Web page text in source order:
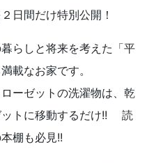
日間だけ特別公開！
らしと将来を考えた「平
載なお家です。
ーゼットの洗濯物は、乾
ットに移動するだけ!! 読
棚も必見!!